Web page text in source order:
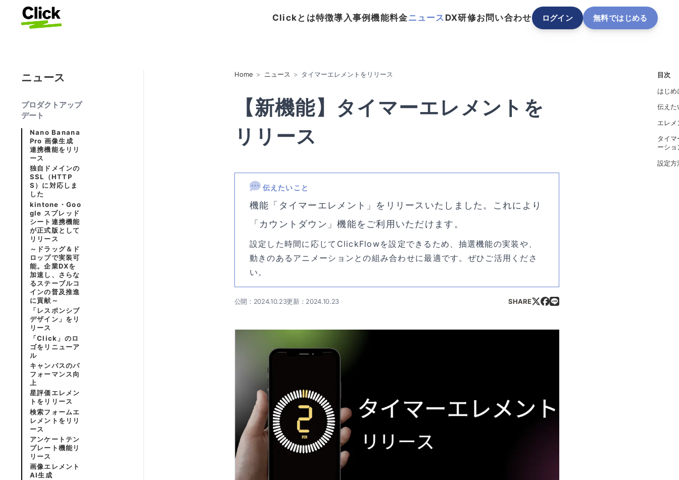
Clickとは特徴導入事例機能料金ニュース DX研修お問い合わせ ログイン 無料ではじめる
Home ニュース タイマーエレメントをリリース
【新機能】タイマーエレメントを
リリース
伝えたいこと
機能「タイマーエレメント」をリリースいたしました。これにより
「カウントダウン」機能をご利用いただけます。
設定した時間に応じてClickFlowを設定できるため、抽選機能の実装や、
動きのあるアニメーションとの組み合わせに最適です。ぜひご活用くださ
い。
公開：2024.10.23更新：2024.10.23 SHARE
目次
はじめ
伝えた
エレメ
タイマ
ーショ
設定方
ニュース
プロダクトアップ
デート
Nano Banana
Pro 画像生成
連携機能をリリ
ース
独自ドメインの
SSL（HTTP
S）に対応しま
した
kintone・Goo
gle スプレッド
シート連携機能
が正式版として
リリース
～ドラッグ＆ド
ロップで実装可
能。企業DXを
加速し、さらな
るステーブルコ
インの普及推進
に貢献～
「レスポンシブ
デザイン」をリ
リース
「Click」のロ
ゴをリニューア
ル
キャンバスのパ
フォーマンス向
上
星評価エレメン
トをリリース
検索フォームエ
レメントをリリ
ース
アンケートテン
プレート機能リ
リース
画像エレメント
AI生成